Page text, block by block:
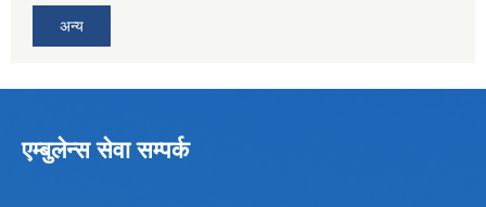
अन्य
एम्बुलेन्स सेवा सम्पर्क